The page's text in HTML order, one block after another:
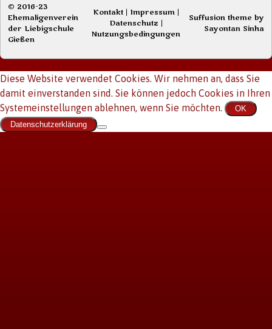
© 2016-23
Ehemaligenverein
der Liebigschule
Gießen
Kontakt | Impressum |
Datenschutz |
Nutzungsbedingungen
Suffusion theme by
Sayontan Sinha
Diese Website verwendet Cookies. Wir nehmen an, dass Sie
damit einverstanden sind. Sie können jedoch Cookies in Ihren
Systemeinstellungen ablehnen, wenn Sie möchten.
OK
Datenschutzerklärung